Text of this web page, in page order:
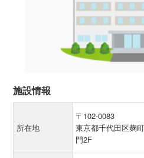
施設情報
所在地
〒102-0083
東京都千代田区麹
門2F